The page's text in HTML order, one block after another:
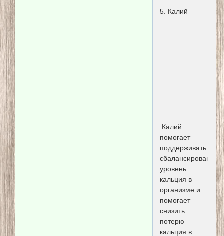
5. Калий
Калий
помогает
поддерживать
сбалансированный
уровень
кальция в
организме и
помогает
снизить
потерю
кальция в